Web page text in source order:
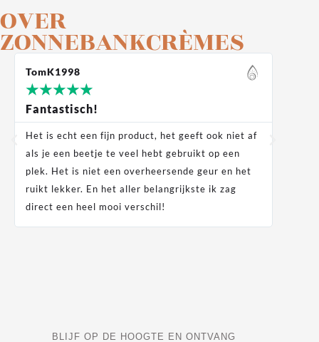
OVER
ZONNEBANKCRÈMES
TomK1998
★★★★★
Fantastisch!
Het is echt een fijn product, het geeft ook niet af
als je een beetje te veel hebt gebruikt op een
plek. Het is niet een overheersende geur en het
ruikt lekker. En het aller belangrijkste ik zag
direct een heel mooi verschil!
BLIJF OP DE HOOGTE EN ONTVANG